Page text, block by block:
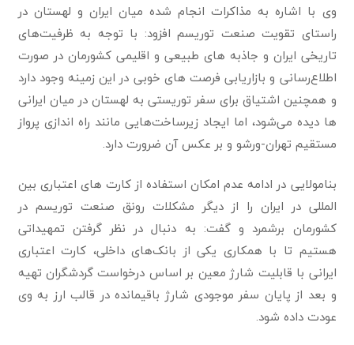
‏وی با اشاره به مذاکرات انجام شده میان ایران و لهستان در
راستای تقویت صنعت توریسم افزود: با توجه به ظرفیت‌های
تاریخی ایران و جاذبه های طبیعی و اقلیمی کشورمان در صورت
اطلاع‌رسانی و بازاریابی فرصت های خوبی در این زمینه وجود دارد
و همچنین اشتیاق برای سفر توریستی به لهستان در میان ایرانی
ها دیده می‌شود، اما ایجاد زیرساخت‌هایی مانند راه اندازی پرواز
مستقیم تهران-ورشو و بر عکس آن ضرورت دارد.
بنامولایی در ادامه عدم امکان استفاده از کارت های اعتباری بین
المللی در ایران را از دیگر مشکلات رونق صنعت توریسم در
کشورمان برشمرد و گفت: به دنبال در نظر گرفتن تمهیداتی
هستیم تا با همکاری یکی از بانک‌های داخلی، کارت اعتباری
ایرانی با قابلیت شارژ معین بر اساس درخواست گردشگران تهیه
و بعد از پایان سفر موجودی شارژ باقیمانده در قالب ارز به وی
عودت داده شود‌.